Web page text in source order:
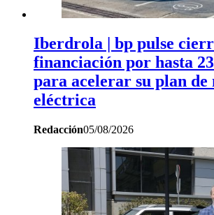
Iberdrola | bp pulse
financiación por hasta
para acelerar su plan
eléctrica
Redacción05/08/2026